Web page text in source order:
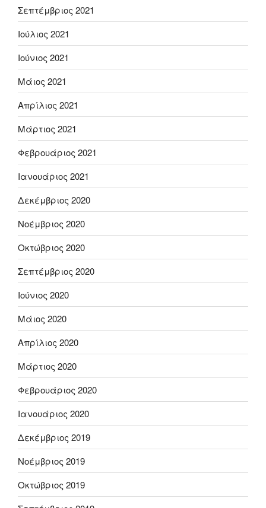
Σεπτέμβριος 2021
Ιούλιος 2021
Ιούνιος 2021
Μάιος 2021
Απρίλιος 2021
Μάρτιος 2021
Φεβρουάριος 2021
Ιανουάριος 2021
Δεκέμβριος 2020
Νοέμβριος 2020
Οκτώβριος 2020
Σεπτέμβριος 2020
Ιούνιος 2020
Μάιος 2020
Απρίλιος 2020
Μάρτιος 2020
Φεβρουάριος 2020
Ιανουάριος 2020
Δεκέμβριος 2019
Νοέμβριος 2019
Οκτώβριος 2019